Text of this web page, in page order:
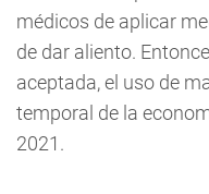
médicos de aplicar
de dar aliento.
aceptada, el uso de
temporal de la
2021.